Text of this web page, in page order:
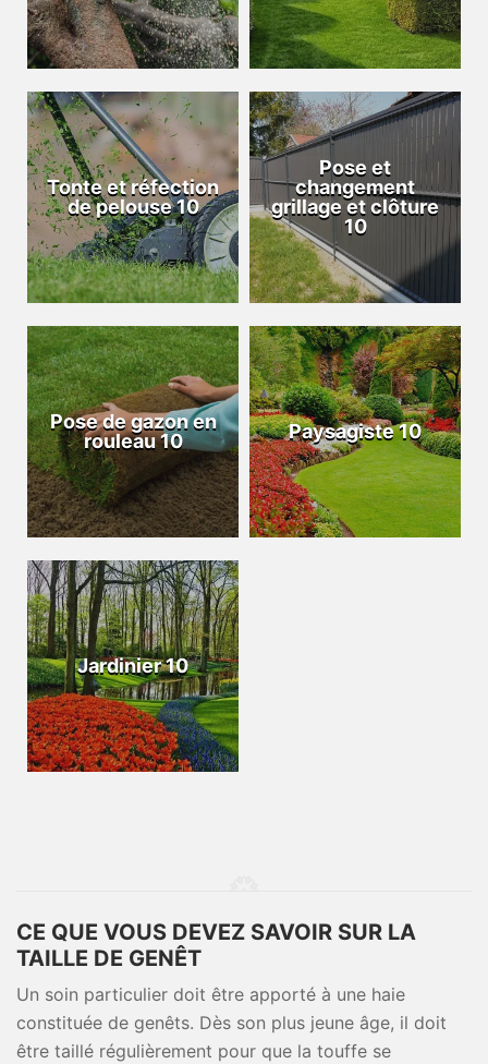
Tonte et réfection
de pelouse 10
Pose et
changement
grillage et clôture
10
Pose de gazon en
rouleau 10
Paysagiste 10
Jardinier 10
CE QUE VOUS DEVEZ SAVOIR SUR LA
TAILLE DE GENÊT
Un soin particulier doit être apporté à une haie
constituée de genêts. Dès son plus jeune âge, il doit
être taillé régulièrement pour que la touffe se